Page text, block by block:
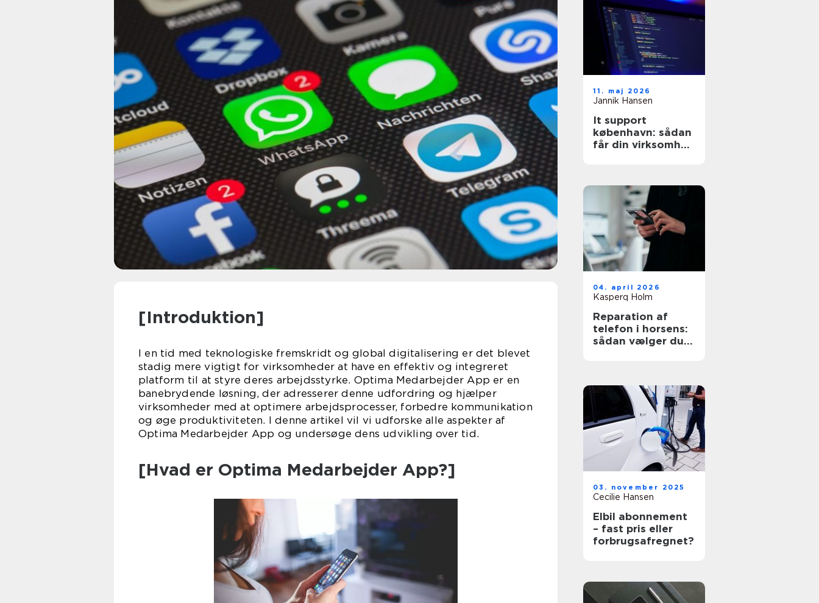
[Introduktion]
I en tid med teknologiske fremskridt og global digitalisering er det blevet
stadig mere vigtigt for virksomheder at have en effektiv og integreret
platform til at styre deres arbejdsstyrke. Optima Medarbejder App er en
banebrydende løsning, der adresserer denne udfordring og hjælper
virksomheder med at optimere arbejdsprocesser, forbedre kommunikation
og øge produktiviteten. I denne artikel vil vi udforske alle aspekter af
Optima Medarbejder App og undersøge dens udvikling over tid.
[Hvad er Optima Medarbejder App?]
11. maj 2026
Jannik Hansen
It support
københavn: sådan
får din virksomhed
04. april 2026
Kasperq Holm
Reparation af
telefon i horsens:
sådan vælger du
03. november 2025
Cecilie Hansen
Elbil abonnement
– fast pris eller
forbrugsafregnet?